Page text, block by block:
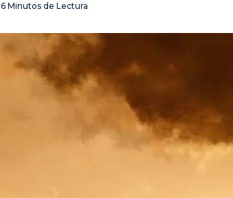
6 Minutos de Lectura